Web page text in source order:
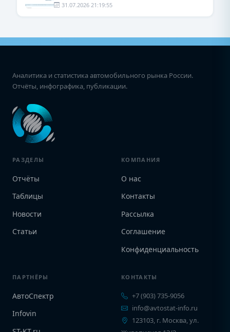
31.07.2026 21:19:55
Аналитика и статистика автомобильного рынка России.
Отчёты, инфографика, публикации.
РАЗДЕЛЫ
Отчёты
Таблицы
Новости
Статьи
КОМПАНИЯ
О нас
Контакты
Рассылка
Соглашение
Конфиденциальность
ПАРТНЁРЫ
АвтоСпектр
Infovin
КОНТАКТЫ
+7 (903) 735-9056
info@avtostat-info.ru
123103, г. Москва, ул.